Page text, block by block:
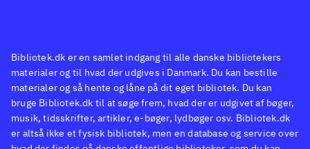
det er sjovt at udfordre en ven i
at lande den største fangst.
Grafikken er rigtig flot, specielt
landskaberne og vandets
reflekser. Karakterernes
Bibliotek.dk er en samlet indgang til alle danske bibliotekers
materialer og til hvad der udgives i Danmark. Du kan bestille
materialer og så hente og låne på dit eget bibliotek. Du kan
bruge Bibliotek.dk til at søge frem, hvad der er udgivet af bøger,
musik, tidsskrifter, artikler, e-bøger, lydbøger osv. Bibliotek.dk
er altså ikke et fysisk bibliotek, men en database og service over